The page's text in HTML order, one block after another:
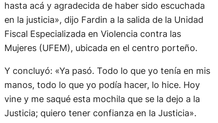
hasta acá y agradecida de haber sido escuchada
en la justicia», dijo Fardin a la salida de la Unidad
Fiscal Especializada en Violencia contra las
Mujeres (UFEM), ubicada en el centro porteño.
Y concluyó: «Ya pasó. Todo lo que yo tenía en mis
manos, todo lo que yo podía hacer, lo hice. Hoy
vine y me saqué esta mochila que se la dejo a la
Justicia; quiero tener confianza en la Justicia».